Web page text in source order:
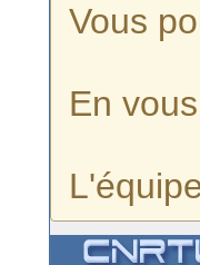
Vous
En